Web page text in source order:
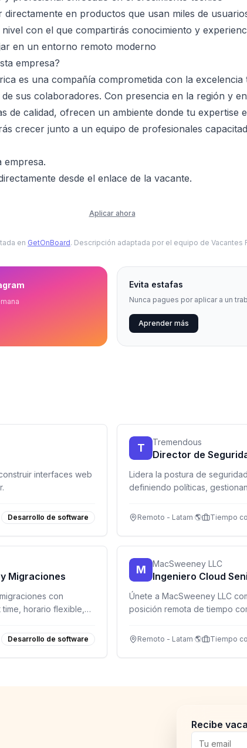
directamente en productos que usan miles de
con el que compartirás conocimiento y
en un entorno remoto moderno
empresa?
es una compañía comprometida con la excelencia
sus colaboradores. Con presencia en la región y
de calidad, ofrecen un ambiente donde tu expertise
crecer junto a un equipo de profesionales
empresa.
desde el enlace de la vacante.
Aplicar ahora
en GetOnBoard. Descripción adaptada por el equipo de Vacantes
Evita estafas
Nunca pagues por aplicar a un
Aprender más
interfaces web
Desarrollo de software
T Tremendous
Director de
Lidera la postura de
definiendo políticas,
Remoto - Latam 🌎 Tiempo
Migraciones
con
horario flexible,
Desarrollo de software
M MacSweeney LLC
Ingeniero Cloud
Únete a MacSweeney LLC
posición remota de tiempo
Remoto - Latam 🌎 Tiempo
Recibe